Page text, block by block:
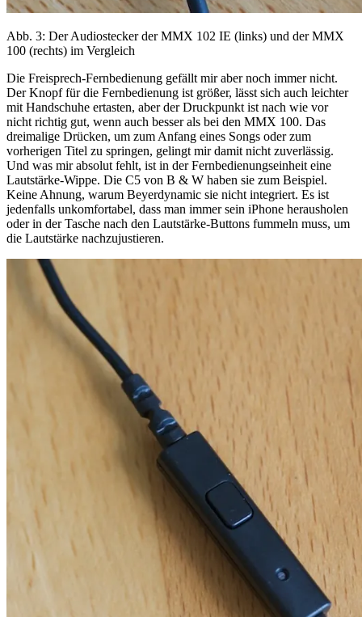
Abb. 3: Der Audiostecker der MMX 102 IE (links) und der MMX
100 (rechts) im Vergleich
Die Freisprech-Fernbedienung gefällt mir aber noch immer nicht.
Der Knopf für die Fernbedienung ist größer, lässt sich auch leichter
mit Handschuhe ertasten, aber der Druckpunkt ist nach wie vor
nicht richtig gut, wenn auch besser als bei den MMX 100. Das
dreimalige Drücken, um zum Anfang eines Songs oder zum
vorherigen Titel zu springen, gelingt mir damit nicht zuverlässig.
Und was mir absolut fehlt, ist in der Fernbedienungseinheit eine
Lautstärke-Wippe. Die C5 von B & W haben sie zum Beispiel.
Keine Ahnung, warum Beyerdynamic sie nicht integriert. Es ist
jedenfalls unkomfortabel, dass man immer sein iPhone herausholen
oder in der Tasche nach den Lautstärke-Buttons fummeln muss, um
die Lautstärke nachzujustieren.